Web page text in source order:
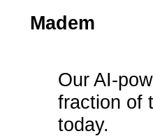
Madem
Our AI-
fraction of
today.